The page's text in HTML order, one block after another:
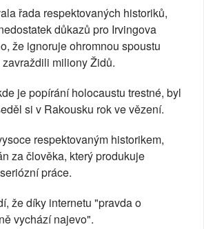
řada respektovaných historiků,
důkazů pro Irvingova
že ignoruje ohromnou spoustu
miliony Židů.
je popírání holocaustu trestné, byl
si v Rakousku rok ve vězení.
respektovaným historikem,
za člověka, který produkuje
práce.
že díky internetu "pravda o
vychází najevo".